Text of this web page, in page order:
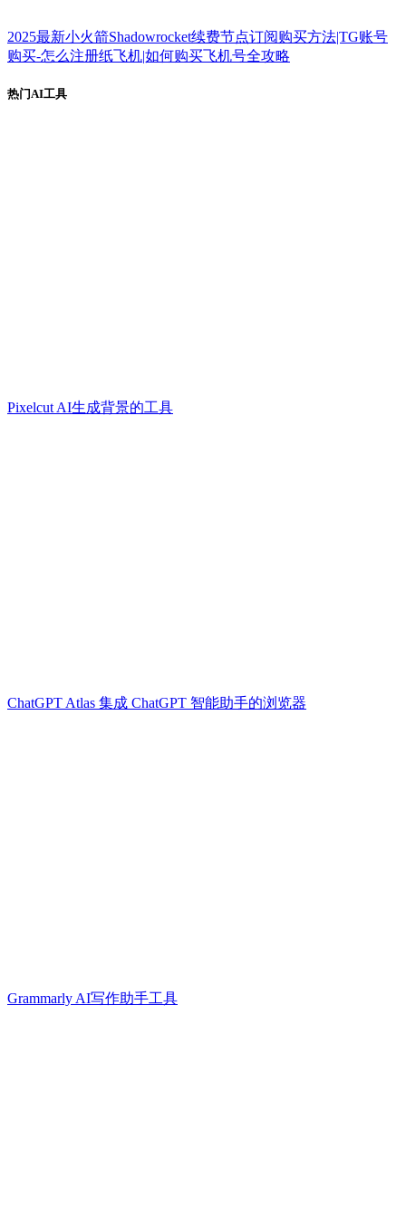
2025最新小火箭Shadowrocket续费节点订阅购买方法|TG账号
购买-怎么注册纸飞机|如何购买飞机号全攻略
热门AI工具
Pixelcut AI生成背景的工具
ChatGPT Atlas 集成 ChatGPT 智能助手的浏览器
Grammarly AI写作助手工具